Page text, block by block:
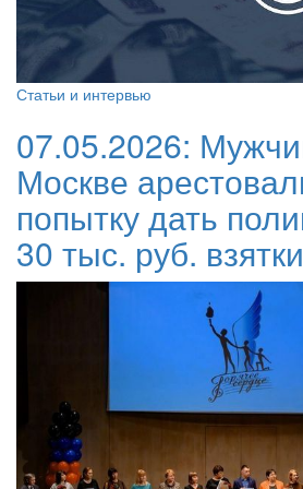
Статьи и интервью
07.05.2026:
Москве
попытку дать
30 тыс. руб. взятки